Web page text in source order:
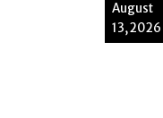
August
13, 2026